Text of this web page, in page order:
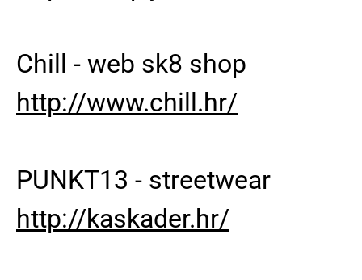
Chill - web sk8 shop
http://www.chill.hr/
PUNKT13 - streetwear
http://kaskader.hr/